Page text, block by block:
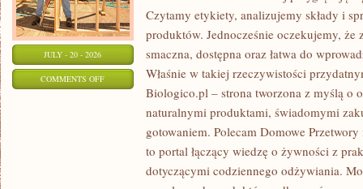
JULY - 20 - 2026
COMMENTS OFFON
PORADNIKI
ZAKUPOWE
Czytamy etykiety, analizujemy składy i
produktów. Jednocześnie oczekujemy,
smaczna, dostępna oraz łatwa do
Właśnie w takiej rzeczywistości
Biologico.pl – strona tworzona z myślą o
naturalnymi produktami, świadomymi
gotowaniem. Polecam Domowe
to portal łączący wiedzę o żywności z
dotyczącymi codziennego odżywiania.